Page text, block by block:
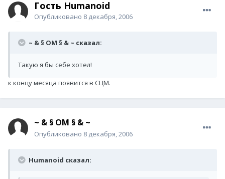
Гость Humanoid
Опубликовано 8 декабря, 2006
~ & § OM § & ~ сказал:
Такую я бы себе хотел!
к концу месяца появится в СЦМ.
~ & § OM § & ~
Опубликовано 8 декабря, 2006
Humanoid сказал: